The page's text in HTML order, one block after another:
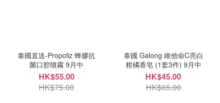
泰國直送-Propoliz 蜂膠抗
菌口腔噴霧 9月中
HK$55.00
HK$75.00
泰國 Galong 維他命C亮白
柑橘香皂 (1套3件) 9月中
HK$45.00
HK$65.00